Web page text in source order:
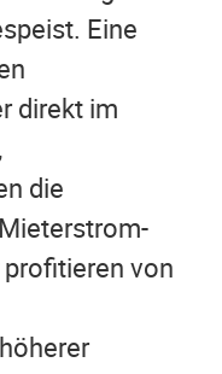
Eine
direkt im
die
von